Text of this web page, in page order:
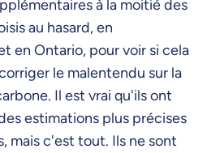
à la moitié des
au hasard, en
en Ontario, pour voir si cela
le malentendu sur la
Il est vrai qu'ils ont
estimations plus précises
mais c'est tout. Ils ne sont